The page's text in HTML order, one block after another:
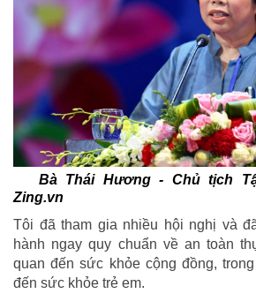
Bà Thái Hương - Chủ tịch
Zing.vn
Tôi đã tham gia nhiều hội nghị và
hành ngay quy chuẩn về an toàn
quan đến sức khỏe cộng đồng,
đến sức khỏe trẻ em.